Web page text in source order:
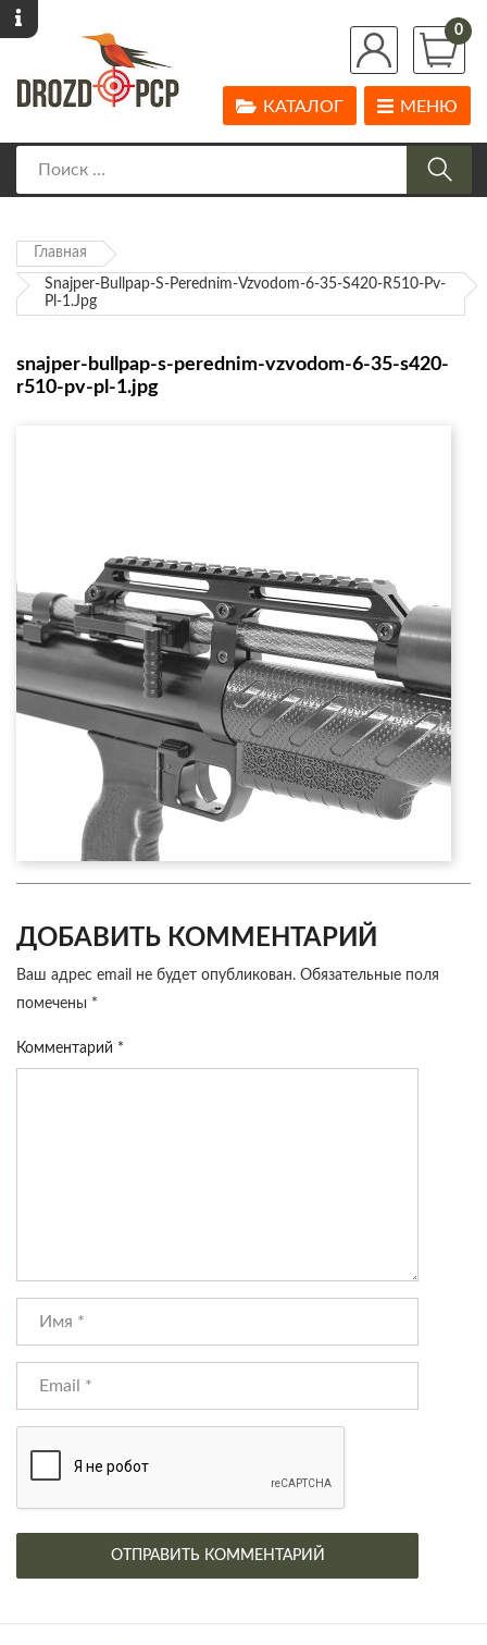
0
МЕНЮ
КАТАЛОГ
Главная
Snajper-Bullpap-S-Perednim-Vzvodom-6-35-S420-R510-Pv-
Pl-1.jpg
snajper-bullpap-s-perednim-vzvodom-6-35-s420-
r510-pv-pl-1.jpg
ДОБАВИТЬ КОММЕНТАРИЙ
Ваш адрес email не будет опубликован. Обязательные поля
помечены *
Комментарий *